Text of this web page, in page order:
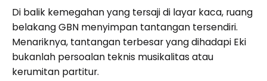
Di balik kemegahan yang tersaji di layar kaca, ruang
belakang GBN menyimpan tantangan tersendiri.
Menariknya, tantangan terbesar yang dihadapi Eki
bukanlah persoalan teknis musikalitas atau
kerumitan partitur.